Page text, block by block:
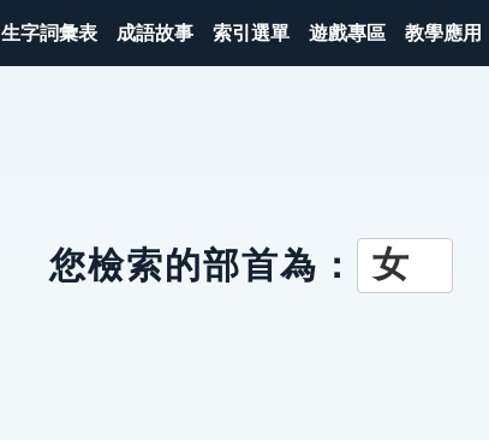
生字詞彙表 成語故事 索引選單 遊戲專區 教學應用
您檢索的部首為： 女